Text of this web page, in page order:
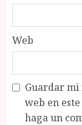
Web
Guardar
web en
haga un